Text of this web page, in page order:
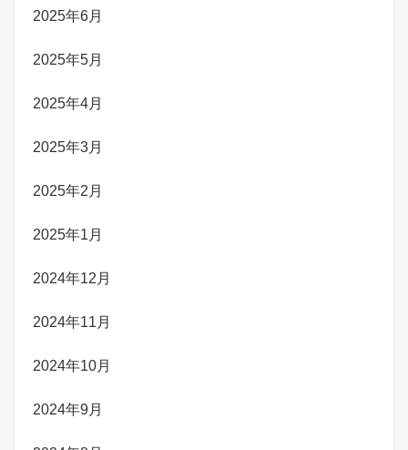
2025年6月
2025年5月
2025年4月
2025年3月
2025年2月
2025年1月
2024年12月
2024年11月
2024年10月
2024年9月